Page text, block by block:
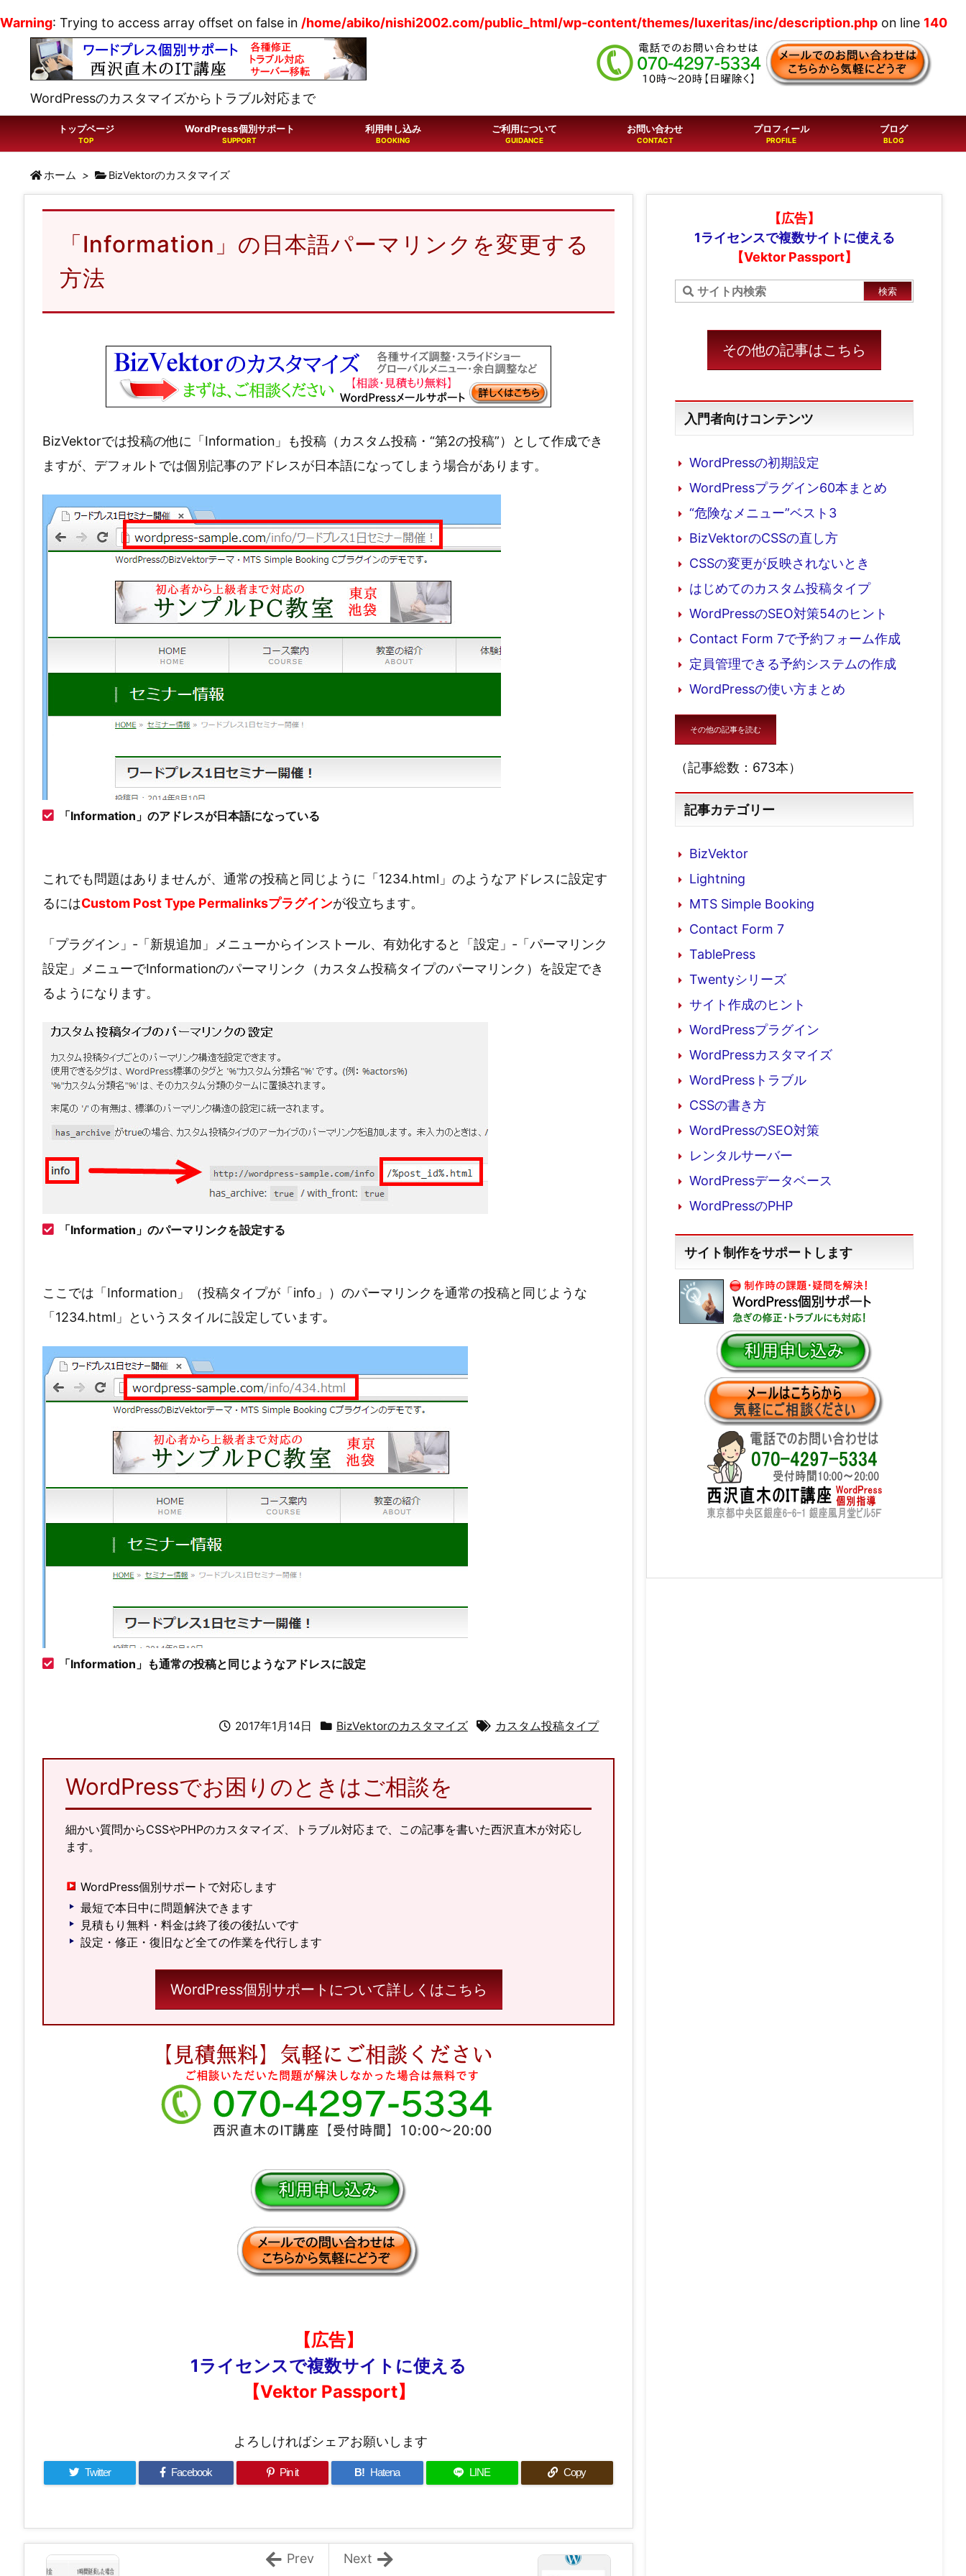
Warning: Trying to access array offset on false in /home/abiko/nishi2002.com/public_html/wp-content/themes/luxeritas/inc/description.php on line 140
WordPressのカスタマイズからトラブル対応まで
トップページ WordPress個別サポート 利用申し込み ご利用について お問い合わせ プロフィール ブログ
ホーム > BizVektorのカスタマイズ
「Information」の日本語パーマリンクを変更する
方法
BizVektorでは投稿の他に「Information」も投稿（カスタム投稿・“第2の投稿”）として作成でき
ますが、デフォルトでは個別記事のアドレスが日本語になってしまう場合があります。
「Information」のアドレスが日本語になっている
これでも問題はありませんが、通常の投稿と同じように「1234.html」のようなアドレスに設定す
るにはCustom Post Type Permalinksプラグインが役立ちます。
「プラグイン」‐「新規追加」メニューからインストール、有効化すると「設定」‐「パーマリンク
設定」メニューでInformationのパーマリンク（カスタム投稿タイプのパーマリンク）を設定でき
るようになります。
「Information」のパーマリンクを設定する
ここでは「Information」（投稿タイプが「info」）のパーマリンクを通常の投稿と同じような
「1234.html」というスタイルに設定しています｡
「Information」も通常の投稿と同じようなアドレスに設定
2017年1月14日 BizVektorのカスタマイズ カスタム投稿タイプ
WordPressでお困りのときはご相談を
細かい質問からCSSやPHPのカスタマイズ、トラブル対応まで、この記事を書いた西沢直木が対応し
ます。
WordPress個別サポートで対応します
最短で本日中に問題解決できます
見積もり無料・料金は終了後の後払いです
設定・修正・復旧など全ての作業を代行します
WordPress個別サポートについて詳しくはこちら
【広告】
1ライセンスで複数サイトに使える
【Vektor Passport】
よろしければシェアお願いします
Twitter Facebook Pin it B! Hatena LINE Copy
Next
Prev
【広告】
1ライセンスで複数サイトに使える
【Vektor Passport】
その他の記事はこちら
入門者向けコンテンツ
WordPressの初期設定
WordPressプラグイン60本まとめ
“危険なメニュー”ベスト3
BizVektorのCSSの直し方
CSSの変更が反映されないとき
はじめてのカスタム投稿タイプ
WordPressのSEO対策54のヒント
Contact Form 7で予約フォーム作成
定員管理できる予約システムの作成
WordPressの使い方まとめ
その他の記事を読む
（記事総数：673本）
記事カテゴリー
BizVektor
Lightning
MTS Simple Booking
Contact Form 7
TablePress
Twentyシリーズ
サイト作成のヒント
WordPressプラグイン
WordPressカスタマイズ
WordPressトラブル
CSSの書き方
WordPressのSEO対策
レンタルサーバー
WordPressデータベース
WordPressのPHP
サイト制作をサポートします